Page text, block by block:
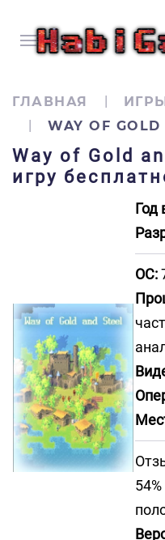
ГЛАВНАЯ
WAY OF GOLD
Way of Gold
игру
Год
ОС: